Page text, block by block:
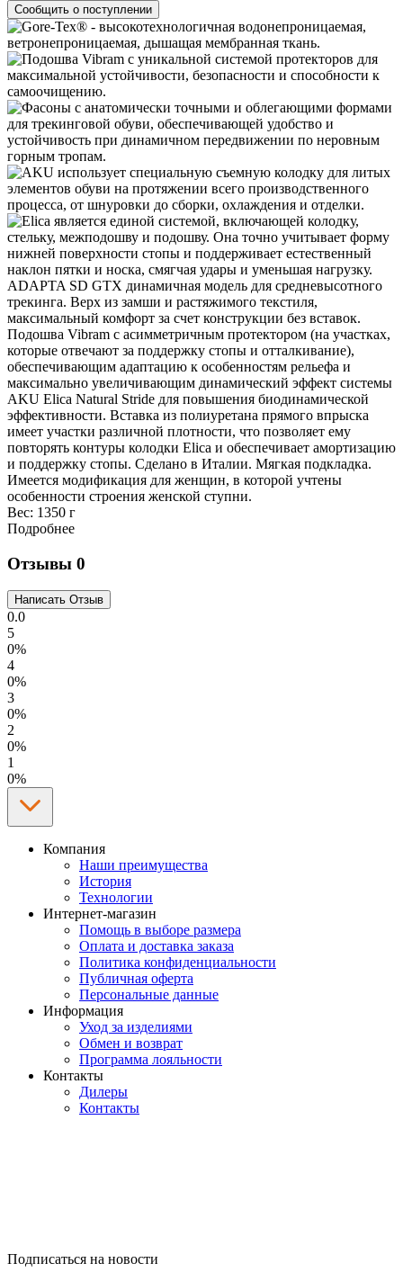
ADAPTA SD GTX динамичная модель для средневысотного
трекинга. Верх из замши и растяжимого текстиля,
максимальный комфорт за счет конструкции без вставок.
Подошва Vibram с асимметричным протектором (на участках,
которые отвечают за поддержку стопы и отталкивание),
обеспечивающим адаптацию к особенностям рельефа и
максимально увеличивающим динамический эффект системы
AKU Elica Natural Stride для повышения биодинамической
эффективности. Вставка из полиуретана прямого впрыска
имеет участки различной плотности, что позволяет ему
повторять контуры колодки Elica и обеспечивает амортизацию
и поддержку стопы. Сделано в Италии. Мягкая подкладка.
Имеется модификация для женщин, в которой учтены
особенности строения женской ступни.
Вес: 1350 г
Подробнее
Отзывы 0
0.0
5
0%
4
0%
3
0%
2
0%
1
0%
Компания
Наши преимущества
История
Технологии
Интернет-магазин
Помощь в выборе размера
Оплата и доставка заказа
Политика конфиденциальности
Публичная оферта
Персональные данные
Информация
Уход за изделиями
Обмен и возврат
Программа лояльности
Контакты
Дилеры
Контакты
Подписаться на новости